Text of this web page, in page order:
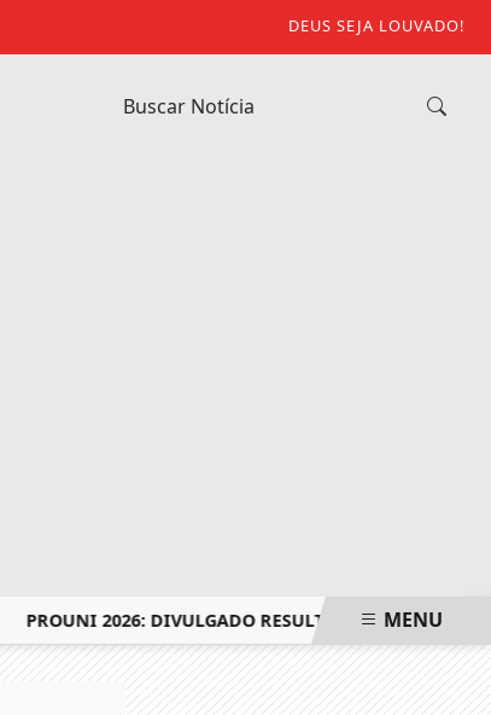
DEUS SEJA LOUVADO!
PROUNI 2026: DIVULGADO RESULTADO DE NOVA
MENU